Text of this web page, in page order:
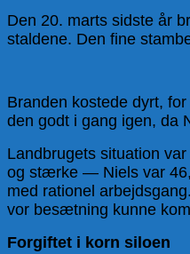
Den 20. marts sidste år
staldene. Den fine
Branden kostede dyrt,
den godt i gang igen, da
Landbrugets situation
og stærke — Niels var 46,
med rationel
vor besætning kunne
Forgiftet i korn siloen